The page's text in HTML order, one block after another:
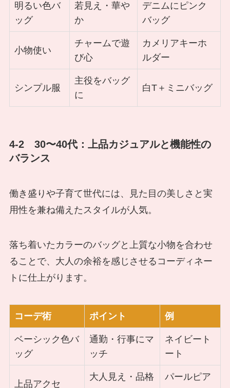
明るい色バ
ッグ
若見え・華や
か
デニムにピンク
バッグ
小物使い
チャームで遊
び心
カメリアキーホ
ルダー
シンプル服
主役をバッグ
に
白T＋ミニバッグ
4-2 30〜40代：上品カジュアルと機能性の
バランス
働き盛りや子育て世代には、見た目の美しさと実
用性を兼ね備えたスタイルが人気。
落ち着いたカラーのバッグと上質な小物を合わせ
ることで、大人の余裕を感じさせるコーディネー
トに仕上がります。
コーデ術 ポイント 例
ベーシック色バ
ッグ
通勤・行事にマ
ッチ
ネイビート
ート
上品アクセ
大人見え・品格
パールピア